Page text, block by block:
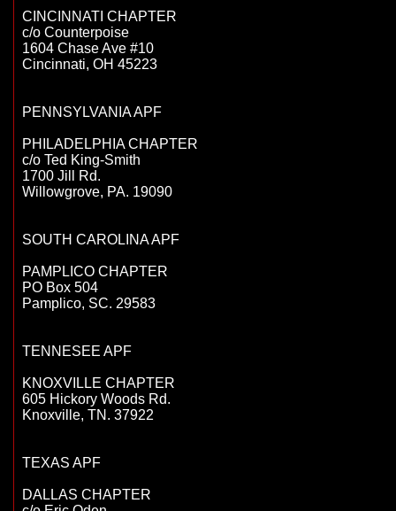
CINCINNATI CHAPTER
c/o Counterpoise
1604 Chase Ave #10
Cincinnati, OH 45223
PENNSYLVANIA APF
PHILADELPHIA CHAPTER
c/o Ted King-Smith
1700 Jill Rd.
Willowgrove, PA. 19090
SOUTH CAROLINA APF
PAMPLICO CHAPTER
PO Box 504
Pamplico, SC. 29583
TENNESEE APF
KNOXVILLE CHAPTER
605 Hickory Woods Rd.
Knoxville, TN. 37922
TEXAS APF
DALLAS CHAPTER